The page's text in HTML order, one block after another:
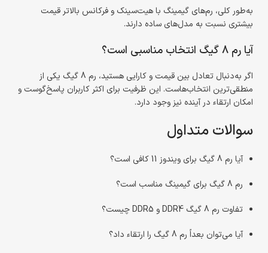
به‌طور کلی، رم‌های گیمینگ با هیت‌سینک و فرکانس بالاتر قیمت
بیشتری نسبت به مدل‌های ساده دارند.
آیا رم 8 گیگ انتخاب مناسبی است؟
اگر به‌دنبال تعادل بین قیمت و کارایی هستید، رم 8 گیگ یکی از
منطقی‌ترین انتخاب‌هاست. این ظرفیت برای اکثر کاربران پاسخ‌گوست و
امکان ارتقاء در آینده نیز وجود دارد.
سوالات متداول
آیا رم 8 گیگ برای ویندوز 11 کافی است؟
رم 8 گیگ برای گیمینگ مناسب است؟
تفاوت رم 8 گیگ DDR4 و DDR5 چیست؟
آیا می‌توان بعداً رم 8 گیگ را ارتقاء داد؟